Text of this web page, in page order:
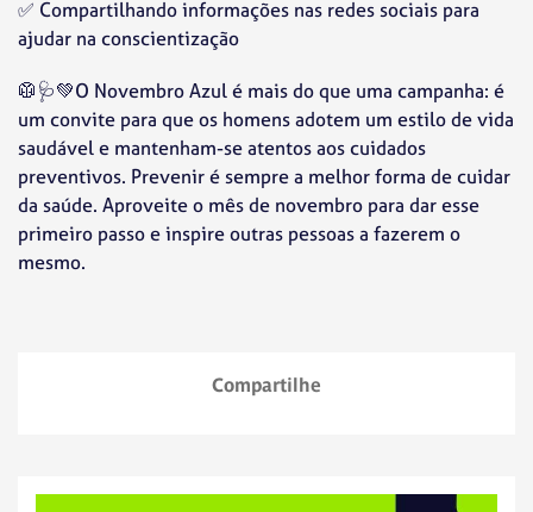
✅ Compartilhando informações nas redes sociais para
ajudar na conscientização
🥼🩺💚O Novembro Azul é mais do que uma campanha: é
um convite para que os homens adotem um estilo de vida
saudável e mantenham-se atentos aos cuidados
preventivos. Prevenir é sempre a melhor forma de cuidar
da saúde. Aproveite o mês de novembro para dar esse
primeiro passo e inspire outras pessoas a fazerem o
mesmo.
Compartilhe